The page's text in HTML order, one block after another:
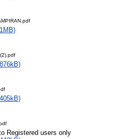
Registered users only